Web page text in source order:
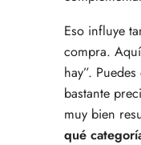
Eso influye
compra.
hay”.
bastante
muy bien
qué